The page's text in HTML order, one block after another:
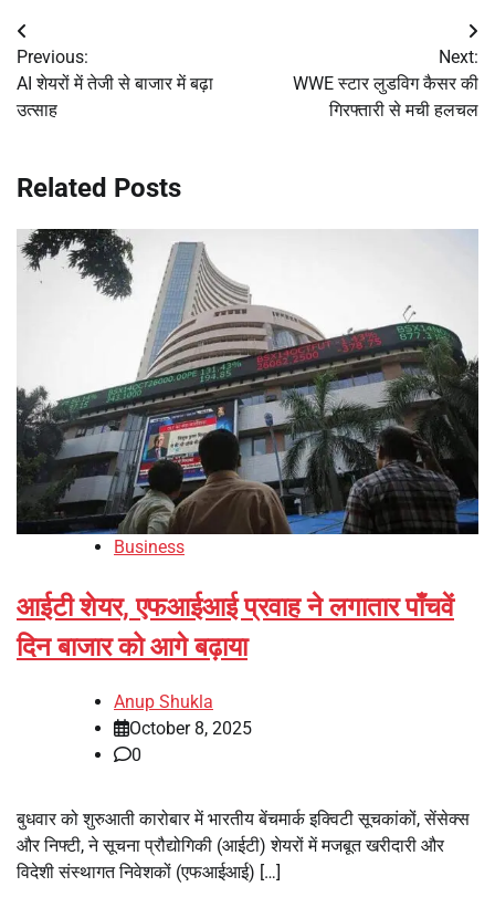
Post
navigation
Previous:
AI शेयरों में तेजी से बाजार में बढ़ा
उत्साह
Next:
WWE स्टार लुडविग कैसर की
गिरफ्तारी से मची हलचल
Related Posts
Business
आईटी शेयर, एफआईआई प्रवाह ने लगातार पाँचवें
दिन बाजार को आगे बढ़ाया
Anup Shukla
October 8, 2025
0
बुधवार को शुरुआती कारोबार में भारतीय बेंचमार्क इक्विटी सूचकांकों, सेंसेक्स
और निफ्टी, ने सूचना प्रौद्योगिकी (आईटी) शेयरों में मजबूत खरीदारी और
विदेशी संस्थागत निवेशकों (एफआईआई) […]